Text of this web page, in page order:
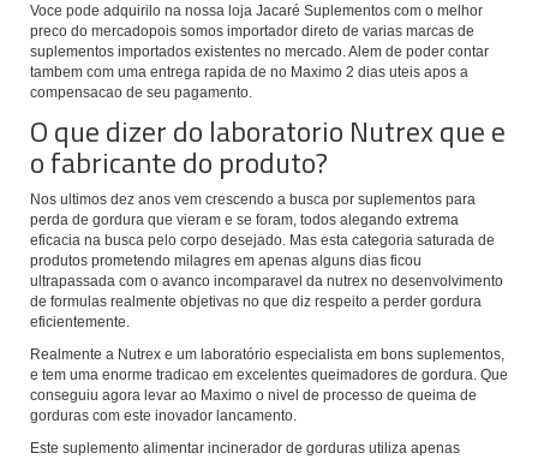
Voce pode adquirilo na nossa loja Jacaré Suplementos com o melhor
preco do mercadopois somos importador direto de varias marcas de
suplementos importados existentes no mercado. Alem de poder contar
tambem com uma entrega rapida de no Maximo 2 dias uteis apos a
compensacao de seu pagamento.
O que dizer do laboratorio Nutrex que e
o fabricante do produto?
Nos ultimos dez anos vem crescendo a busca por suplementos para
perda de gordura que vieram e se foram, todos alegando extrema
eficacia na busca pelo corpo desejado. Mas esta categoria saturada de
produtos prometendo milagres em apenas alguns dias ficou
ultrapassada com o avanco incomparavel da nutrex no desenvolvimento
de formulas realmente objetivas no que diz respeito a perder gordura
eficientemente.
Realmente a Nutrex e um laboratório especialista em bons suplementos,
e tem uma enorme tradicao em excelentes queimadores de gordura. Que
conseguiu agora levar ao Maximo o nivel de processo de queima de
gorduras com este inovador lancamento.
Este suplemento alimentar incinerador de gorduras utiliza apenas